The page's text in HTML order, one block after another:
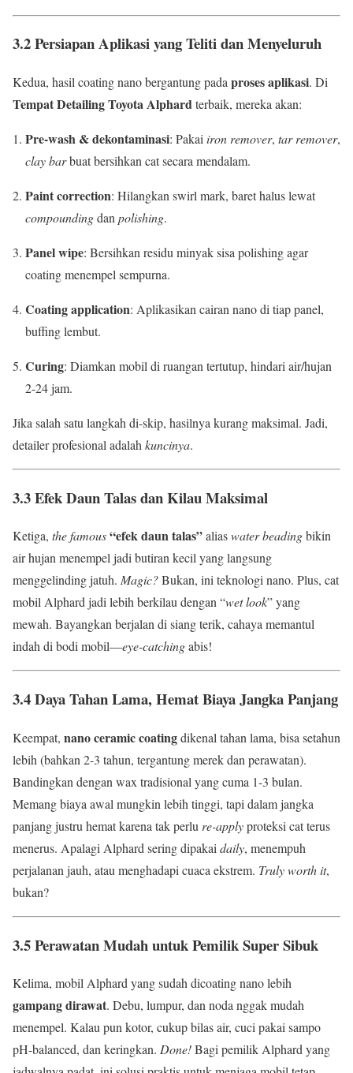
3.2 Persiapan Aplikasi yang Teliti dan Menyeluruh
Kedua, hasil coating nano bergantung pada proses aplikasi. Di
Tempat Detailing Toyota Alphardterbaik, mereka akan:
Pre-wash & dekontaminasi: Pakai iron remover, tar remover,
clay barbuat bersihkan cat secara mendalam.
Paint correction: Hilangkan swirl mark, baret halus lewat
compoundingdan polishing.
Panel wipe: Bersihkan residu minyak sisa polishing agar
coating menempel sempurna.
Coating application: Aplikasikan cairan nano di tiap panel,
buffing lembut.
Curing: Diamkan mobil di ruangan tertutup, hindari air/hujan
2-24 jam.
Jika salah satu langkah di-skip, hasilnya kurang maksimal. Jadi,
detailer profesional adalah kuncinya.
3.3 Efek Daun Talas dan Kilau Maksimal
Ketiga, the famous“efek daun talas”aliaswater beadingbikin
air hujan menempel jadi butiran kecil yang langsung
menggelinding jatuh. Magic?Bukan, ini teknologi nano. Plus, cat
mobil Alphard jadi lebih berkilau dengan “wet look” yang
mewah. Bayangkan berjalan di siang terik, cahaya memantul
indah di bodi mobil—eye-catchingabis!
3.4 Daya Tahan Lama, Hemat Biaya Jangka Panjang
Keempat, nano ceramic coatingdikenal tahan lama, bisa setahun
lebih (bahkan 2-3 tahun, tergantung merek dan perawatan).
Bandingkan dengan wax tradisional yang cuma 1-3 bulan.
Memang biaya awal mungkin lebih tinggi, tapi dalam jangka
panjang justru hemat karena tak perlu re-applyproteksi cat terus
menerus. Apalagi Alphard sering dipakai daily, menempuh
perjalanan jauh, atau menghadapi cuaca ekstrem. Truly worth it,
bukan?
3.5 Perawatan Mudah untuk Pemilik Super Sibuk
Kelima, mobil Alphard yang sudah dicoating nano lebih
gampang dirawat. Debu, lumpur, dan noda nggak mudah
menempel. Kalau pun kotor, cukup bilas air, cuci pakai sampo
pH-balanced, dan keringkan. Done!Bagi pemilik Alphard yang